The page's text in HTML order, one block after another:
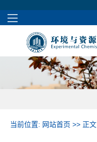
当前位置: 网站首页 >> 正文